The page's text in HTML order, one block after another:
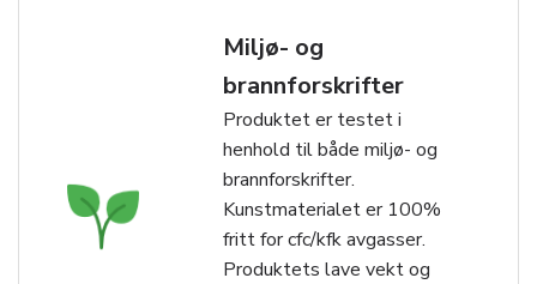
Miljø- og
brannforskrifter
Produktet er testet i
henhold til både miljø- og
brannforskrifter.
Kunstmaterialet er 100%
fritt for cfc/kfk avgasser.
Produktets lave vekt og